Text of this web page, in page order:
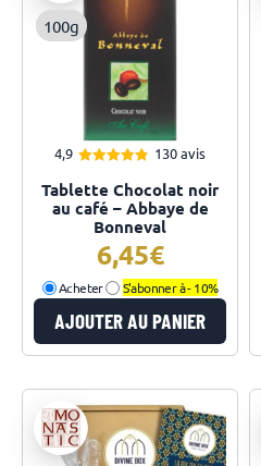
100g
4,9
sur 5
130 avis
Tablette Chocolat noir
au café – Abbaye de
Bonneval
6,45
Acheter S'abonner à -10%
AJOUTER AU PANIER